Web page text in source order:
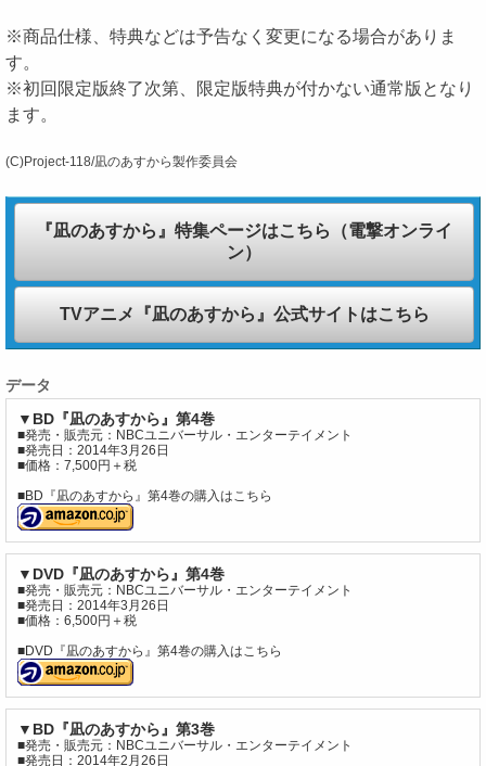
※商品仕様、特典などは予告なく変更になる場合がありま
す。
※初回限定版終了次第、限定版特典が付かない通常版となり
ます。
(C)Project‐118/凪のあすから製作委員会
『凪のあすから』特集ページはこちら（電撃オンライ
ン）
TVアニメ『凪のあすから』公式サイトはこちら
データ
▼BD『凪のあすから』第4巻
■発売・販売元：NBCユニバーサル・エンターテイメント
■発売日：2014年3月26日
■価格：7,500円＋税
■BD『凪のあすから』第4巻の購入はこちら
▼DVD『凪のあすから』第4巻
■発売・販売元：NBCユニバーサル・エンターテイメント
■発売日：2014年3月26日
■価格：6,500円＋税
■DVD『凪のあすから』第4巻の購入はこちら
▼BD『凪のあすから』第3巻
■発売・販売元：NBCユニバーサル・エンターテイメント
■発売日：2014年2月26日